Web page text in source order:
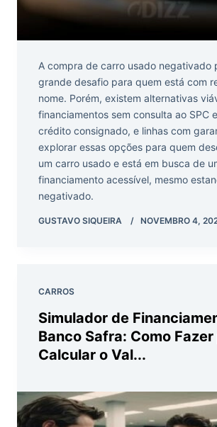
A compra de carro usado negativado
grande desafio para quem está com
nome. Porém, existem alternativas
financiamentos sem consulta ao SPC
crédito consignado, e linhas com
explorar essas opções para quem
um carro usado e está em busca de
financiamento acessível, mesmo
negativado.
GUSTAVO SIQUEIRA NOVEMBRO 4,
CARROS
Simulador de
Banco Safra: Como
Calcular o Val...